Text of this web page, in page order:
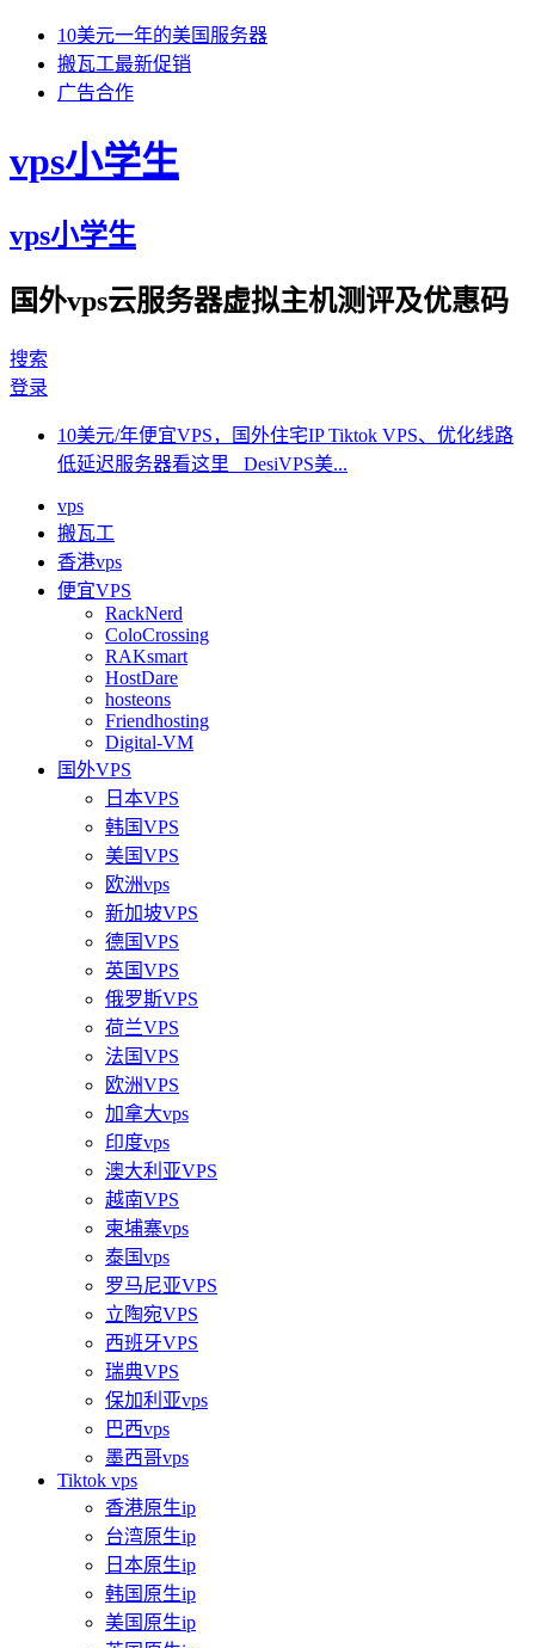
10美元一年的美国服务器
搬瓦工最新促销
广告合作
vps小学生
vps小学生
国外vps云服务器虚拟主机测评及优惠码
搜索
登录
10美元/年便宜VPS，国外住宅IP Tiktok VPS、优化线路
低延迟服务器看这里 DesiVPS美...
vps
搬瓦工
香港vps
便宜VPS
RackNerd
ColoCrossing
RAKsmart
HostDare
hosteons
Friendhosting
Digital-VM
国外VPS
日本VPS
韩国VPS
美国VPS
欧洲vps
新加坡VPS
德国VPS
英国VPS
俄罗斯VPS
荷兰VPS
法国VPS
欧洲VPS
加拿大vps
印度vps
澳大利亚VPS
越南VPS
柬埔寨vps
泰国vps
罗马尼亚VPS
立陶宛VPS
西班牙VPS
瑞典VPS
保加利亚vps
巴西vps
墨西哥vps
Tiktok vps
香港原生ip
台湾原生ip
日本原生ip
韩国原生ip
美国原生ip